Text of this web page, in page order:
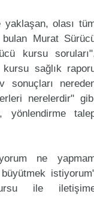
olası
bulan Murat
kursu
sağlık
sonuçları
nerelerdir"
yönlendirme
ne
ile